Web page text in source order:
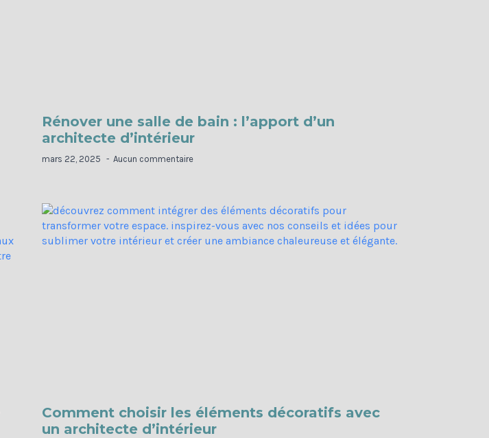
Rénover une salle de bain : l’apport d’un
architecte d’intérieur
mars 22, 2025 Aucun commentaire
Comment choisir les éléments décoratifs avec
un architecte d’intérieur